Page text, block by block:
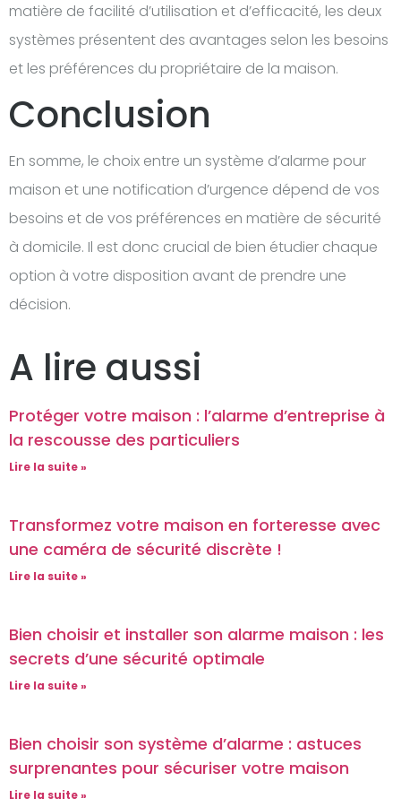
matière de facilité d’utilisation et d’efficacité, les deux
systèmes présentent des avantages selon les besoins
et les préférences du propriétaire de la maison.
Conclusion
En somme, le choix entre un système d’alarme pour
maison et une notification d’urgence dépend de vos
besoins et de vos préférences en matière de sécurité
à domicile. Il est donc crucial de bien étudier chaque
option à votre disposition avant de prendre une
décision.
A lire aussi
Protéger votre maison : l’alarme d’entreprise à
la rescousse des particuliers
Lire la suite »
Transformez votre maison en forteresse avec
une caméra de sécurité discrète !
Lire la suite »
Bien choisir et installer son alarme maison : les
secrets d’une sécurité optimale
Lire la suite »
Bien choisir son système d’alarme : astuces
surprenantes pour sécuriser votre maison
Lire la suite »